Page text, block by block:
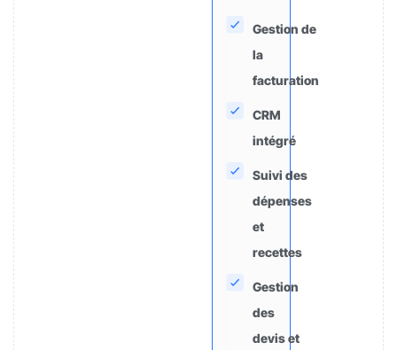
Gestion de
la
facturation
CRM
intégré
Suivi des
dépenses
et
recettes
Gestion
des
devis et